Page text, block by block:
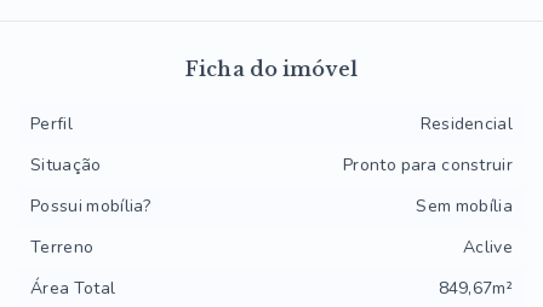
Ficha do imóvel
Perfil
Residencial
Situação
Pronto para construir
Possui mobília?
Sem mobília
Terreno
Aclive
Área Total
849,67m²